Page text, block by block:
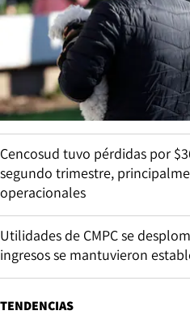
Cencosud tuvo pérdidas por
segundo trimestre,
operacionales
Utilidades de CMPC se
ingresos se mantuvieron
TENDENCIAS